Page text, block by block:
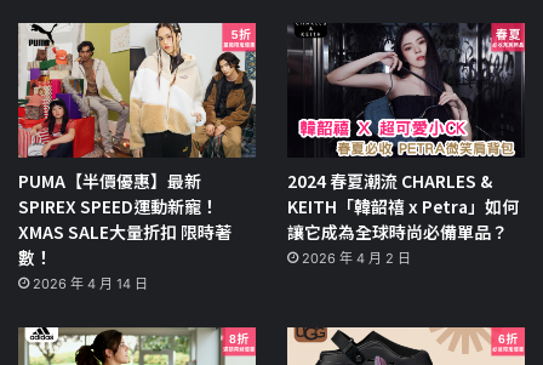
PUMA【半價優惠】最新
SPIREX SPEED運動新寵！
XMAS SALE大量折扣 限時著
數！
2026 年 4 月 14 日
2024 春夏潮流 CHARLES &
KEITH「韓韶禧 x Petra」如何
讓它成為全球時尚必備單品？
2026 年 4 月 2 日